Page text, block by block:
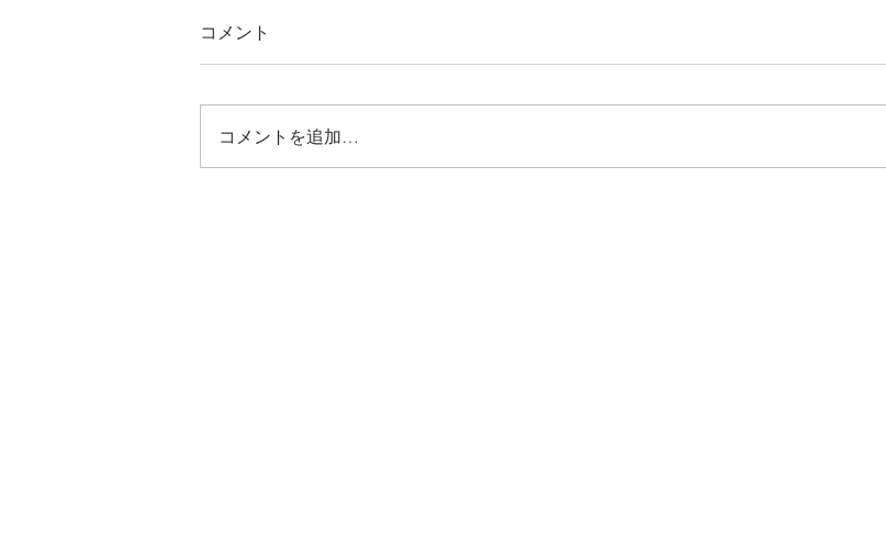
コメント
コメントを追加…